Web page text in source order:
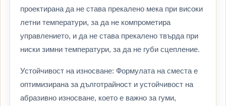
проектирана да не става прекалено мека при високи
летни температури, за да не компрометира
управлението, и да не става прекалено твърда при
ниски зимни температури, за да не губи сцепление.
Устойчивост на износване: Формулата на сместа е
оптимизирана за дълготрайност и устойчивост на
абразивно износване, което е важно за гуми,